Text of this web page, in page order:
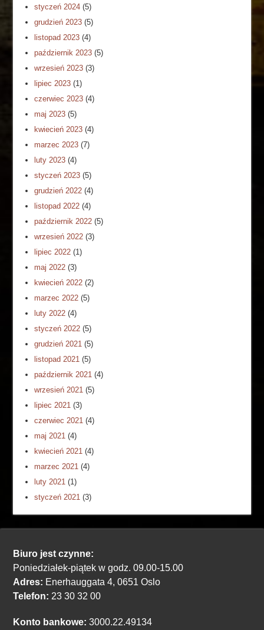
styczeń 2024 (5)
grudzień 2023 (5)
listopad 2023 (4)
październik 2023 (5)
wrzesień 2023 (3)
lipiec 2023 (1)
czerwiec 2023 (4)
maj 2023 (5)
kwiecień 2023 (4)
marzec 2023 (7)
luty 2023 (4)
styczeń 2023 (5)
grudzień 2022 (4)
listopad 2022 (4)
październik 2022 (5)
wrzesień 2022 (3)
lipiec 2022 (1)
maj 2022 (3)
kwiecień 2022 (2)
marzec 2022 (5)
luty 2022 (4)
styczeń 2022 (5)
grudzień 2021 (5)
listopad 2021 (5)
październik 2021 (4)
wrzesień 2021 (5)
lipiec 2021 (3)
czerwiec 2021 (4)
maj 2021 (4)
kwiecień 2021 (4)
marzec 2021 (4)
luty 2021 (1)
styczeń 2021 (3)
Biuro jest czynne:
Poniedziałek-piątek w godz. 09.00-15.00
Adres: Enerhauggata 4, 0651 Oslo
Telefon: 23 30 32 00
Konto bankowe: 3000.22.49134